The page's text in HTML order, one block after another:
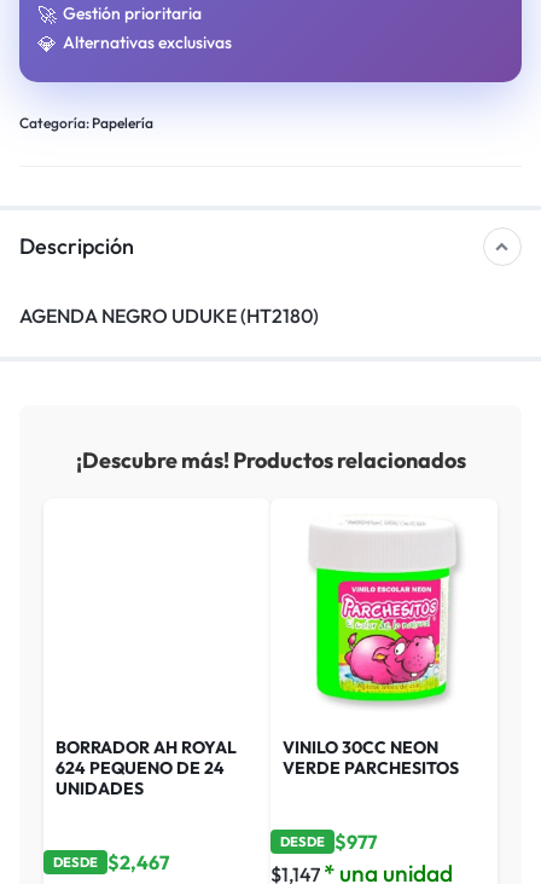
🚀 Gestión prioritaria
💎 Alternativas exclusivas
Categoría: Papelería
Descripción
AGENDA NEGRO UDUKE (HT2180)
¡Descubre más! Productos relacionados
BORRADOR AH ROYAL
624 PEQUENO DE 24
UNIDADES
DESDE $2,467
VINILO 30CC NEON
VERDE PARCHESITOS
DESDE $977
$1,147 * una unidad